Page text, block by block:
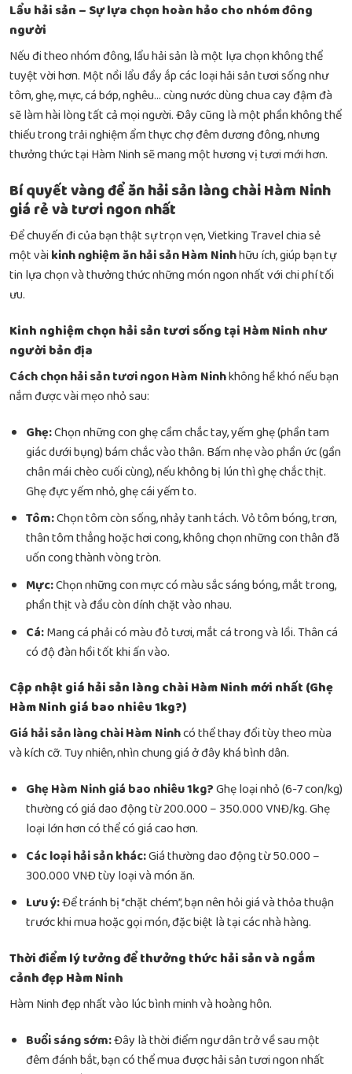
Lẩu hải sản – Sự lựa chọn hoàn hảo cho nhóm đông
người
Nếu đi theo nhóm đông, lẩu hải sản là một lựa chọn không thể
tuyệt vời hơn. Một nồi lẩu đầy ắp các loại hải sản tươi sống như
tôm, ghẹ, mực, cá bớp, nghêu… cùng nước dùng chua cay đậm đà
sẽ làm hài lòng tất cả mọi người. Đây cũng là một phần không thể
thiếu trong trải nghiệmẩm thực chợ đêm dương đông, nhưng
thưởng thức tại Hàm Ninh sẽ mang một hương vị tươi mới hơn.
Bí quyết vàng để ăn hải sản làng chài Hàm Ninh
giá rẻ và tươi ngon nhất
Để chuyến đi của bạn thật sự trọn vẹn, Vietking Travel chia sẻ
một vài kinh nghiệm ăn hải sản Hàm Ninhhữu ích, giúp bạn tự
tin lựa chọn và thưởng thức những món ngon nhất với chi phí tối
ưu.
Kinh nghiệm chọn hải sản tươi sống tại Hàm Ninh như
người bản địa
Cách chọn hải sản tươi ngon Hàm Ninhkhông hề khó nếu bạn
nắm được vài mẹo nhỏ sau:
Ghẹ:Chọn những con ghẹ cầm chắc tay, yếm ghẹ (phần tam
giác dưới bụng) bám chắc vào thân. Bấm nhẹ vào phần ức (gần
chân mái chèo cuối cùng), nếu không bị lún thì ghẹ chắc thịt.
Ghẹ đực yếm nhỏ, ghẹ cái yếm to.
Tôm:Chọn tôm còn sống, nhảy tanh tách. Vỏ tôm bóng, trơn,
thân tôm thẳng hoặc hơi cong, không chọn những con thân đã
uốn cong thành vòng tròn.
Mực:Chọn những con mực có màu sắc sáng bóng, mắt trong,
phần thịt và đầu còn dính chặt vào nhau.
Cá:Mang cá phải có màu đỏ tươi, mắt cá trong và lồi. Thân cá
có độ đàn hồi tốt khi ấn vào.
Cập nhật giá hải sản làng chài Hàm Ninh mới nhất (Ghẹ
Hàm Ninh giá bao nhiêu 1kg?)
Giá hải sản làng chài Hàm Ninhcó thể thay đổi tùy theo mùa
và kích cỡ. Tuy nhiên, nhìn chung giá ở đây khá bình dân.
Ghẹ Hàm Ninh giá bao nhiêu 1kg?Ghẹ loại nhỏ (6-7 con/kg)
thường có giá dao động từ 200.000 – 350.000 VNĐ/kg. Ghẹ
loại lớn hơn có thể có giá cao hơn.
Các loại hải sản khác:Giá thường dao động từ 50.000 –
300.000 VNĐ tùy loại và món ăn.
Lưu ý:Để tránh bị “chặt chém”, bạn nên hỏi giá và thỏa thuận
trước khi mua hoặc gọi món, đặc biệt là tại các nhà hàng.
Thời điểm lý tưởng để thưởng thức hải sản và ngắm
cảnh đẹp Hàm Ninh
Hàm Ninh đẹp nhất vào lúc bình minh và hoàng hôn.
Buổi sáng sớm:Đây là thời điểm ngư dân trở về sau một
đêm đánh bắt, bạn có thể mua được hải sản tươi ngon nhất